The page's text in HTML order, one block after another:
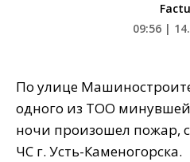
09:56 |
По улице
одного из ТОО
ночи произошел пожар,
ЧС г. Усть-Каменогорска.